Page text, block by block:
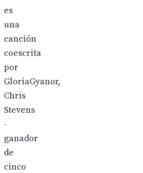
es
una
canción
coescrita
por
GloriaGyanor,
Chris
Stevens
-
ganador
de
cinco